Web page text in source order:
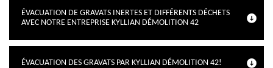
ÉVACUATION DE GRAVATS INERTES ET DIFFÉRENTS DÉCHETS
AVEC NOTRE ENTREPRISE KYLLIAN DÉMOLITION 42
ÉVACUATION DES GRAVATS PAR KYLLIAN DÉMOLITION 42!